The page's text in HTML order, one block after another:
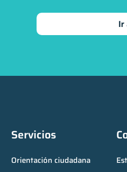
Ir
Servicios
Orientación ciudadana